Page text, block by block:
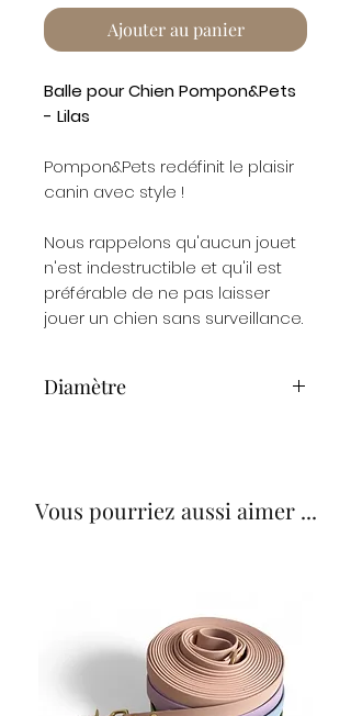
Ajouter au panier
Balle pour Chien Pompon&Pets
- Lilas
Pompon&Pets redéfinit le plaisir
canin avec style !
Nous rappelons qu'aucun jouet
n'est indestructible et qu'il est
préférable de ne pas laisser
jouer un chien sans surveillance.
Diamètre
Vous pourriez aussi aimer ...